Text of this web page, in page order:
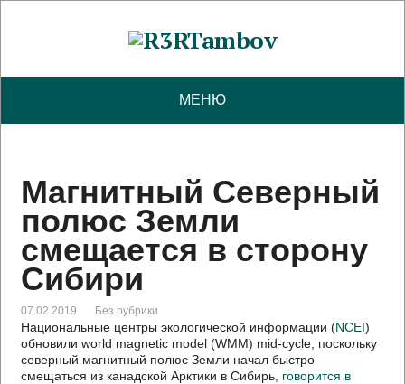
МЕНЮ
Магнитный Северный
полюс Земли
смещается в сторону
Сибири
07.02.2019 Без рубрики
Национальные центры экологической информации (NCEI)
обновили world magnetic model (WMM) mid-cycle, поскольку
северный магнитный полюс Земли начал быстро
смещаться из канадской Арктики в Сибирь, говорится в